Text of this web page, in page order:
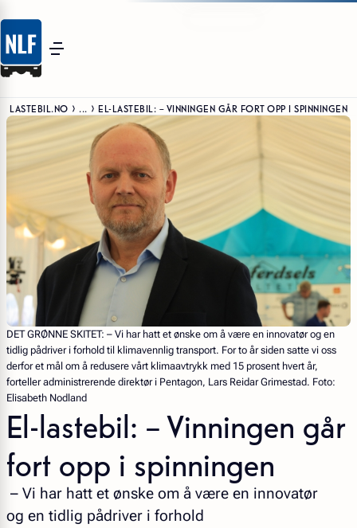
LASTEBIL.NO ... EL-LASTEBIL: – VINNINGEN GÅR FORT OPP I SPINNINGEN
DET GRØNNE SKITET: – Vi har hatt et ønske om å være en innovatør og en
tidlig pådriver i forhold til klimavennlig transport. For to år siden satte vi oss
derfor et mål om å redusere vårt klimaavtrykk med 15 prosent hvert år,
forteller administrerende direktør i Pentagon, Lars Reidar Grimestad. Foto:
Elisabeth Nodland
El-lastebil: – Vinningen går
fort opp i spinningen
– Vi har hatt et ønske om å være en innovatør
og en tidlig pådriver i forhold